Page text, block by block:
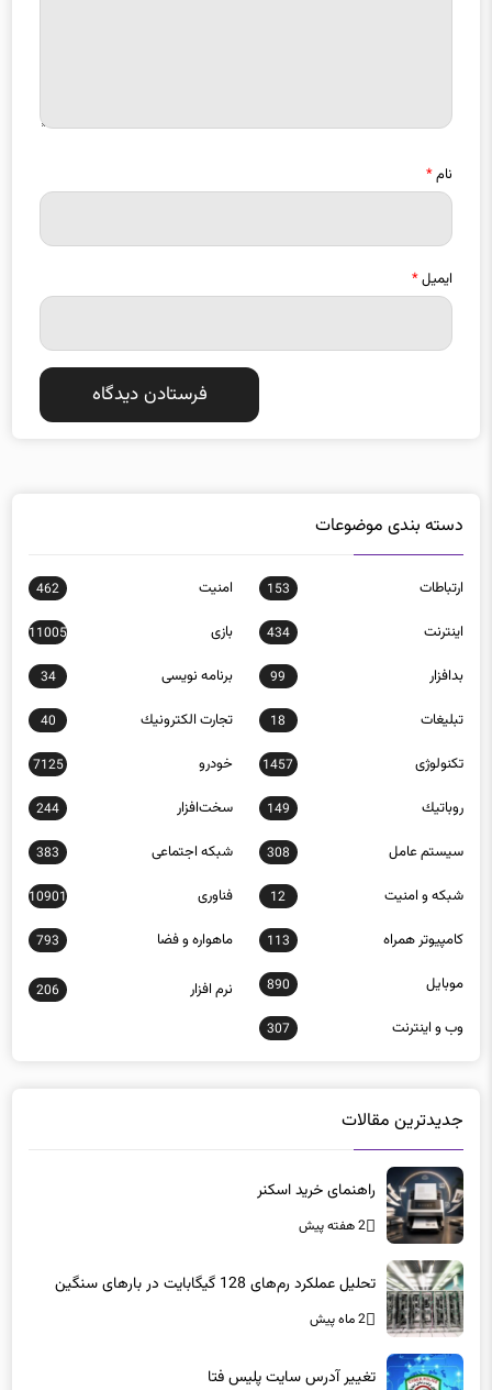
نام*
ایمیل*
دسته بندی موضوعات
ارتباطات 153 امنيت 462
اينترنت 434 بازی 11005
بدافزار 99 برنامه نويسی 34
تبلیغات 18 تجارت الكترونيك 40
تکنولوژی 1457 خودرو 7125
روباتيك 149 سخت‌افزار 244
سيستم عامل 308 شبكه اجتماعی 383
شبكه و امنيت 12 فناوری 10901
كامپيوتر همراه 113 ماهواره و فضا 793
موبايل 890 نرم افزار 206
وب و اينترنت 307
جدیدترین مقالات
راهنمای خرید اسکنر
2 هفته پیش
تحلیل عملکرد رم‌های 128 گیگابایت در بارهای سنگین
2 ماه پیش
تغییر آدرس سایت پلیس فتا